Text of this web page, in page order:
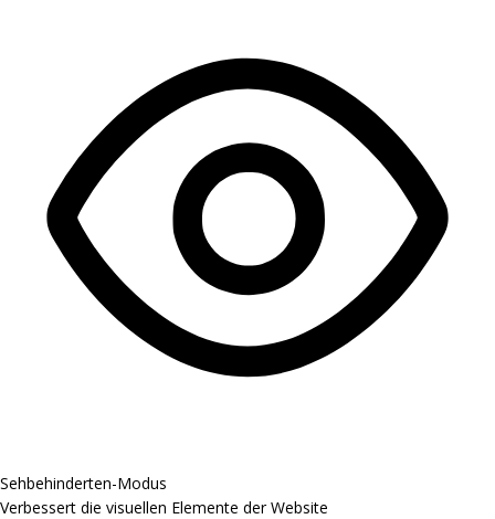
Sehbehinderten-Modus
Verbessert die visuellen Elemente der Website